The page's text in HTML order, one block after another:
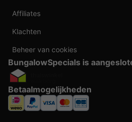
Affiliates
Klachten
Beheer van cookies
BungalowSpecials is
Betaalmogelijkheden